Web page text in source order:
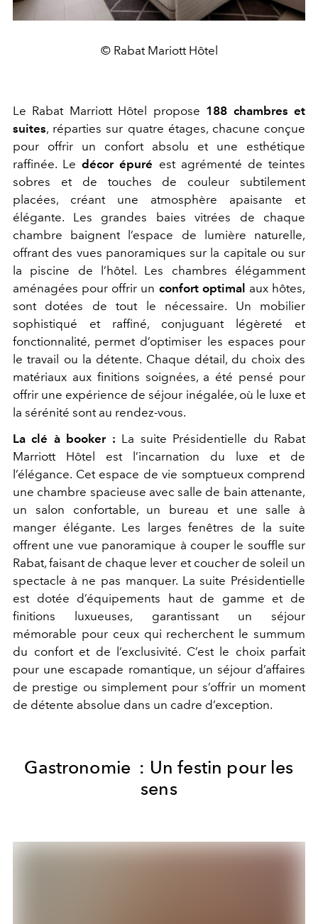
© Rabat Mariott Hôtel
Le Rabat Marriott Hôtel propose 188 chambres et
suites, réparties sur quatre étages, chacune conçue
pour offrir un confort absolu et une esthétique
raffinée. Ledécor épuré est agrémenté de teintes
sobres et de touches de couleur subtilement
placées, créant une atmosphère apaisante et
élégante. Les grandes baies vitrées de chaque
chambre baignent l’espace de lumière naturelle,
offrant des vues panoramiques sur la capitale ou sur
la piscine de l’hôtel. Les chambres élégamment
aménagées pour offrir un confort optimal aux hôtes,
sont dotées de tout le nécessaire. Un mobilier
sophistiqué et raffiné, conjuguant légèreté et
fonctionnalité, permet d’optimiser les espaces pour
le travail ou la détente. Chaque détail, du choix des
matériaux aux finitions soignées, a été pensé pour
offrir une expérience de séjour inégalée, où le luxe et
la sérénité sont au rendez-vous.
La clé à booker : La suite Présidentielle du Rabat
Marriott Hôtel est l’incarnation du luxe et de
l’élégance. Cet espace de vie somptueux comprend
une chambre spacieuse avec salle de bain attenante,
un salon confortable, un bureau et une salle à
manger élégante. Les larges fenêtres de la suite
offrent une vue panoramique à couper le souffle sur
Rabat, faisant de chaque lever et coucher de soleil un
spectacle à ne pas manquer. La suite Présidentielle
est dotée d’équipements haut de gamme et de
finitions luxueuses, garantissant un séjour
mémorable pour ceux qui recherchent le summum
du confort et de l’exclusivité. C’est le choix parfait
pour une escapade romantique, un séjour d’affaires
de prestige ou simplement pour s’offrir un moment
de détente absolue dans un cadre d’exception.
Gastronomie : Un festin pour les
sens